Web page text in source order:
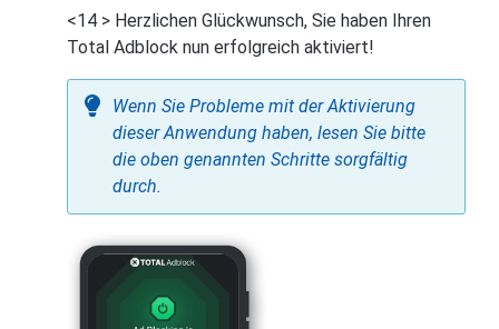
<14 > Herzlichen Glückwunsch, Sie haben Ihren
Total Adblock nun erfolgreich aktiviert!
Wenn Sie Probleme mit der Aktivierung
dieser Anwendung haben, lesen Sie bitte
die oben genannten Schritte sorgfältig
durch.